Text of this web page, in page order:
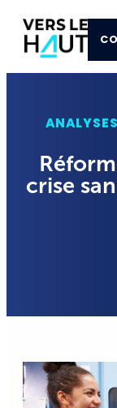
crise